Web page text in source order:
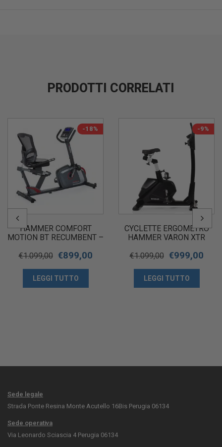
PRODOTTI CORRELATI
-18%
HAMMER COMFORT
MOTION BT RECUMBENT –
€1.099,00 €899,00
LEGGI TUTTO
-9%
CYCLETTE ERGOMETRO
HAMMER VARON XTR
€1.099,00 €999,00
LEGGI TUTTO
Sede legale
Strada Ponte Resina Monte Acutello 16Bis Perugia 06134
Sede operativa
Via Leonardo Sciascia 4 Perugia 06134